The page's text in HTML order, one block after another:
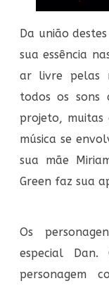
Da união
sua essência
ar livre pelas
todos os sons
projeto, muitas
música se
sua mãe
Green faz sua
Os
especial
personagem